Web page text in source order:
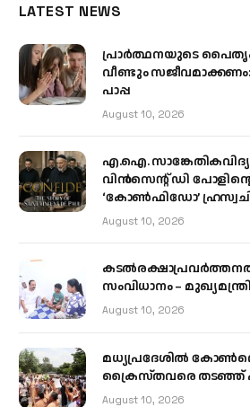
LATEST NEWS
പ്രാര്‍ത്ഥനയുടെ
വീണ്ടും
പാപ്പ
August 10, 2026
എ.ഐ.
വിൻസെന്റ് ഡി
‘കോൺഫിഡോ’
August 10, 2026
സംവിധാനം –
August 10, 2026
മധ്യപ്രദേശിൽ
ക്രൈസ്തവരെ തടഞ്ഞ്
August 10, 2026